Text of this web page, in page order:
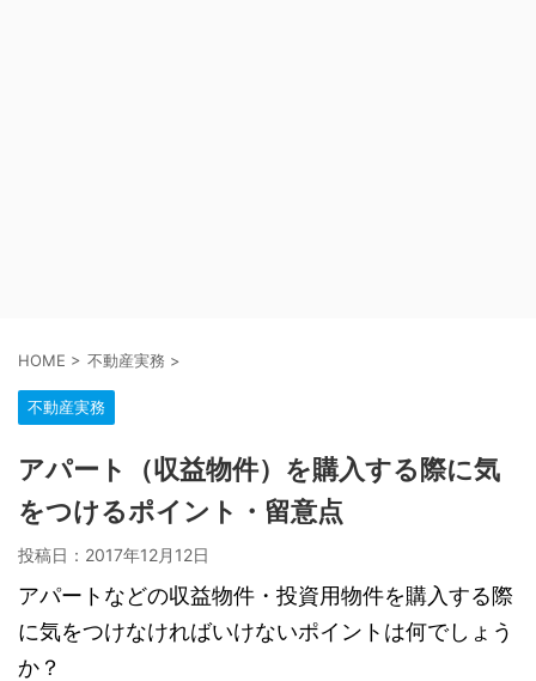
HOME > 不動産実務 >
不動産実務
アパート（収益物件）を購入する際に気
をつけるポイント・留意点
投稿日： 2017年12月12日
アパートなどの収益物件・投資用物件を購入する際
に気をつけなければいけないポイントは何でしょう
か？